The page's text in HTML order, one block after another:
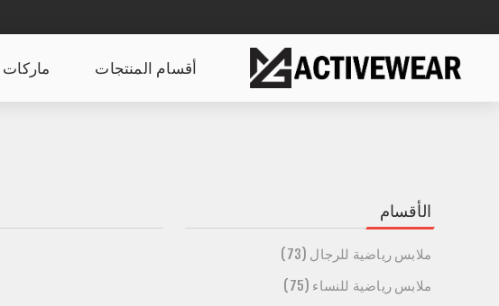
أقسام المنتجات ماركات
الأقسام
ملابس رياضية للرجال (73)
ملابس رياضية للنساء (75)